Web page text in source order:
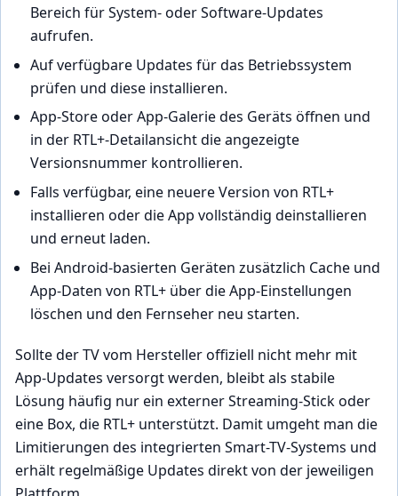
Bereich für System- oder Software-Updates
aufrufen.
Auf verfügbare Updates für das Betriebssystem
prüfen und diese installieren.
App-Store oder App-Galerie des Geräts öffnen und
in der RTL+-Detailansicht die angezeigte
Versionsnummer kontrollieren.
Falls verfügbar, eine neuere Version von RTL+
installieren oder die App vollständig deinstallieren
und erneut laden.
Bei Android-basierten Geräten zusätzlich Cache und
App-Daten von RTL+ über die App-Einstellungen
löschen und den Fernseher neu starten.
Sollte der TV vom Hersteller offiziell nicht mehr mit
App-Updates versorgt werden, bleibt als stabile
Lösung häufig nur ein externer Streaming-Stick oder
eine Box, die RTL+ unterstützt. Damit umgeht man die
Limitierungen des integrierten Smart-TV-Systems und
erhält regelmäßige Updates direkt von der jeweiligen